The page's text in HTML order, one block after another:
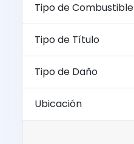
Tipo de Combustible
Tipo de Título
Tipo de Daño
Ubicación